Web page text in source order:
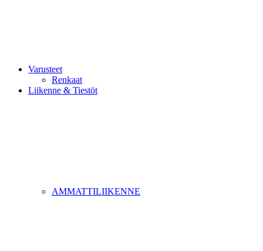
Varusteet
Renkaat
Liikenne & Tiestöt
AMMATTILIIKENNE